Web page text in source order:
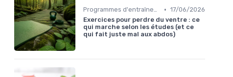
Programmes d'entraînement • 17/06/2026
Exercices pour perdre du ventre : ce
qui marche selon les études (et ce
qui fait juste mal aux abdos)